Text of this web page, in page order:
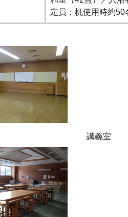
定員：机使用時約50
義室